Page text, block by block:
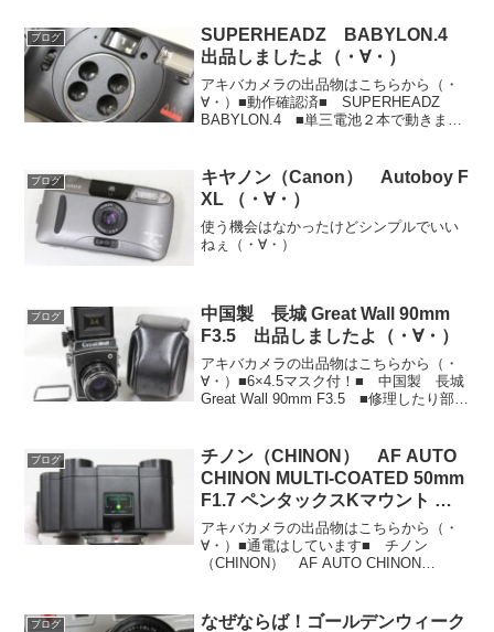
ブログ
SUPERHEADZ BABYLON.4
出品しましたよ（・∀・）
アキバカメラの出品物はこちらから（・
∀・）■動作確認済■ SUPERHEADZ
BABYLON.4 ■単三電池２本で動きます
買取頑張ります！都合の良いときがあり
ました...
ブログ
キヤノン（Canon） Autoboy F
XL （・∀・）
使う機会はなかったけどシンプルでいい
ねぇ（・∀・）
ブログ
中国製 長城 Great Wall 90mm
F3.5 出品しましたよ（・∀・）
アキバカメラの出品物はこちらから（・
∀・）■6×4.5マスク付！■ 中国製 長城
Great Wall 90mm F3.5 ■修理したり部品
しければ（・∀・）↑みた...
ブログ
チノン（CHINON） AF AUTO
CHINON MULTI-COATED 50mm
F1.7 ペンタックスKマウント 出
品しましたよ（・∀・）
アキバカメラの出品物はこちらから（・
∀・）■通電はしています■ チノン
（CHINON） AF AUTO CHINON
■よろしければ（・∀・）↑み...
ブログ
なぜならば！ゴールデンウィーク